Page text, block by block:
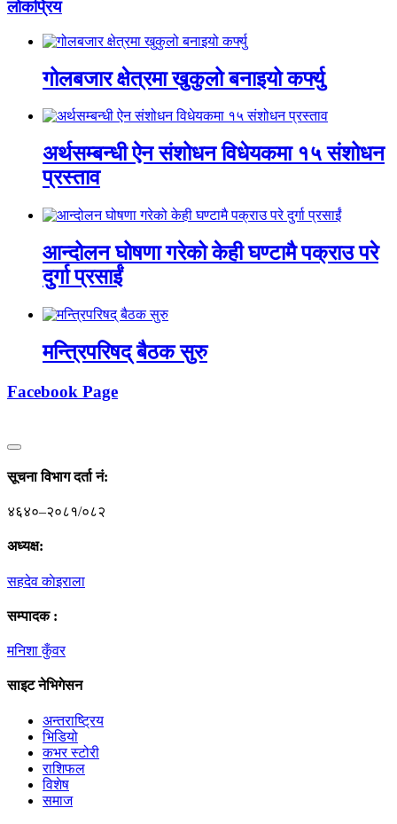
लाेकप्रिय
गोलबजार क्षेत्रमा खुकुलो बनाइयो कर्फ्यु
अर्थसम्बन्धी ऐन संशोधन विधेयकमा १५ संशोधन
प्रस्ताव
आन्दोलन घोषणा गरेको केही घण्टामै पक्राउ परे
दुर्गा प्रसाईं
मन्त्रिपरिषद् बैठक सुरु
Facebook Page
सूचना विभाग दर्ता नं‍:
४६४०–२०८१/०८२
अध्यक्ष:
सहदेव काेइराला
सम्पादक :
मनिशा कुँवर
साइट नेभिगेसन
अन्तराष्ट्रिय
भिडियो
कभर स्टोरी
राशिफल
विशेष
समाज